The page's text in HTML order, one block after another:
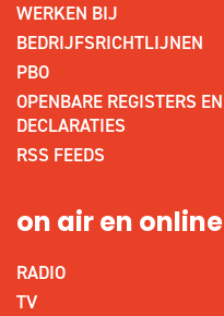
WERKEN BIJ
BEDRIJFSRICHTLIJNEN
PBO
OPENBARE REGISTERS EN
DECLARATIES
RSS FEEDS
on air en online
RADIO
TV